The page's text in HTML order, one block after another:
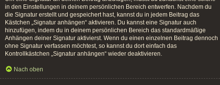
in den Einstellungen in deinem persönlichen Bereich entwerfen. Nachdem du
die Signatur erstellt und gespeichert hast, kannst du in jedem Beitrag das
Kästchen „Signatur anhängen“ aktivieren. Du kannst eine Signatur auch
hinzufügen, indem du in deinem persönlichen Bereich das standardmäßige
Anhängen deiner Signatur aktivierst. Wenn du einen einzelnen Beitrag dennoch
ohne Signatur verfassen möchtest, so kannst du dort einfach das
Kontrollkästchen „Signatur anhängen“ wieder deaktivieren.
Nach oben